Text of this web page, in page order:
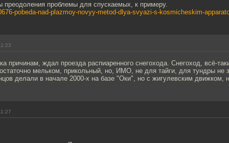
преодоления проблемы для спускаемых, к примеру.
pobeda-nad-plazmoy-novyy-metod-dlya-svyazi-s-kosmicheskim-
причинам, ждал проезда распиаренного снегохода. Снегоход, всё-
мельком, прикольный, но, ИМО, не для тайги, для тундры не
делали в начале 2000-х на базе "Оки", но с жигулевским движком,